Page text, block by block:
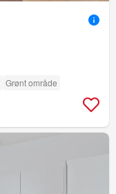
Grønt område